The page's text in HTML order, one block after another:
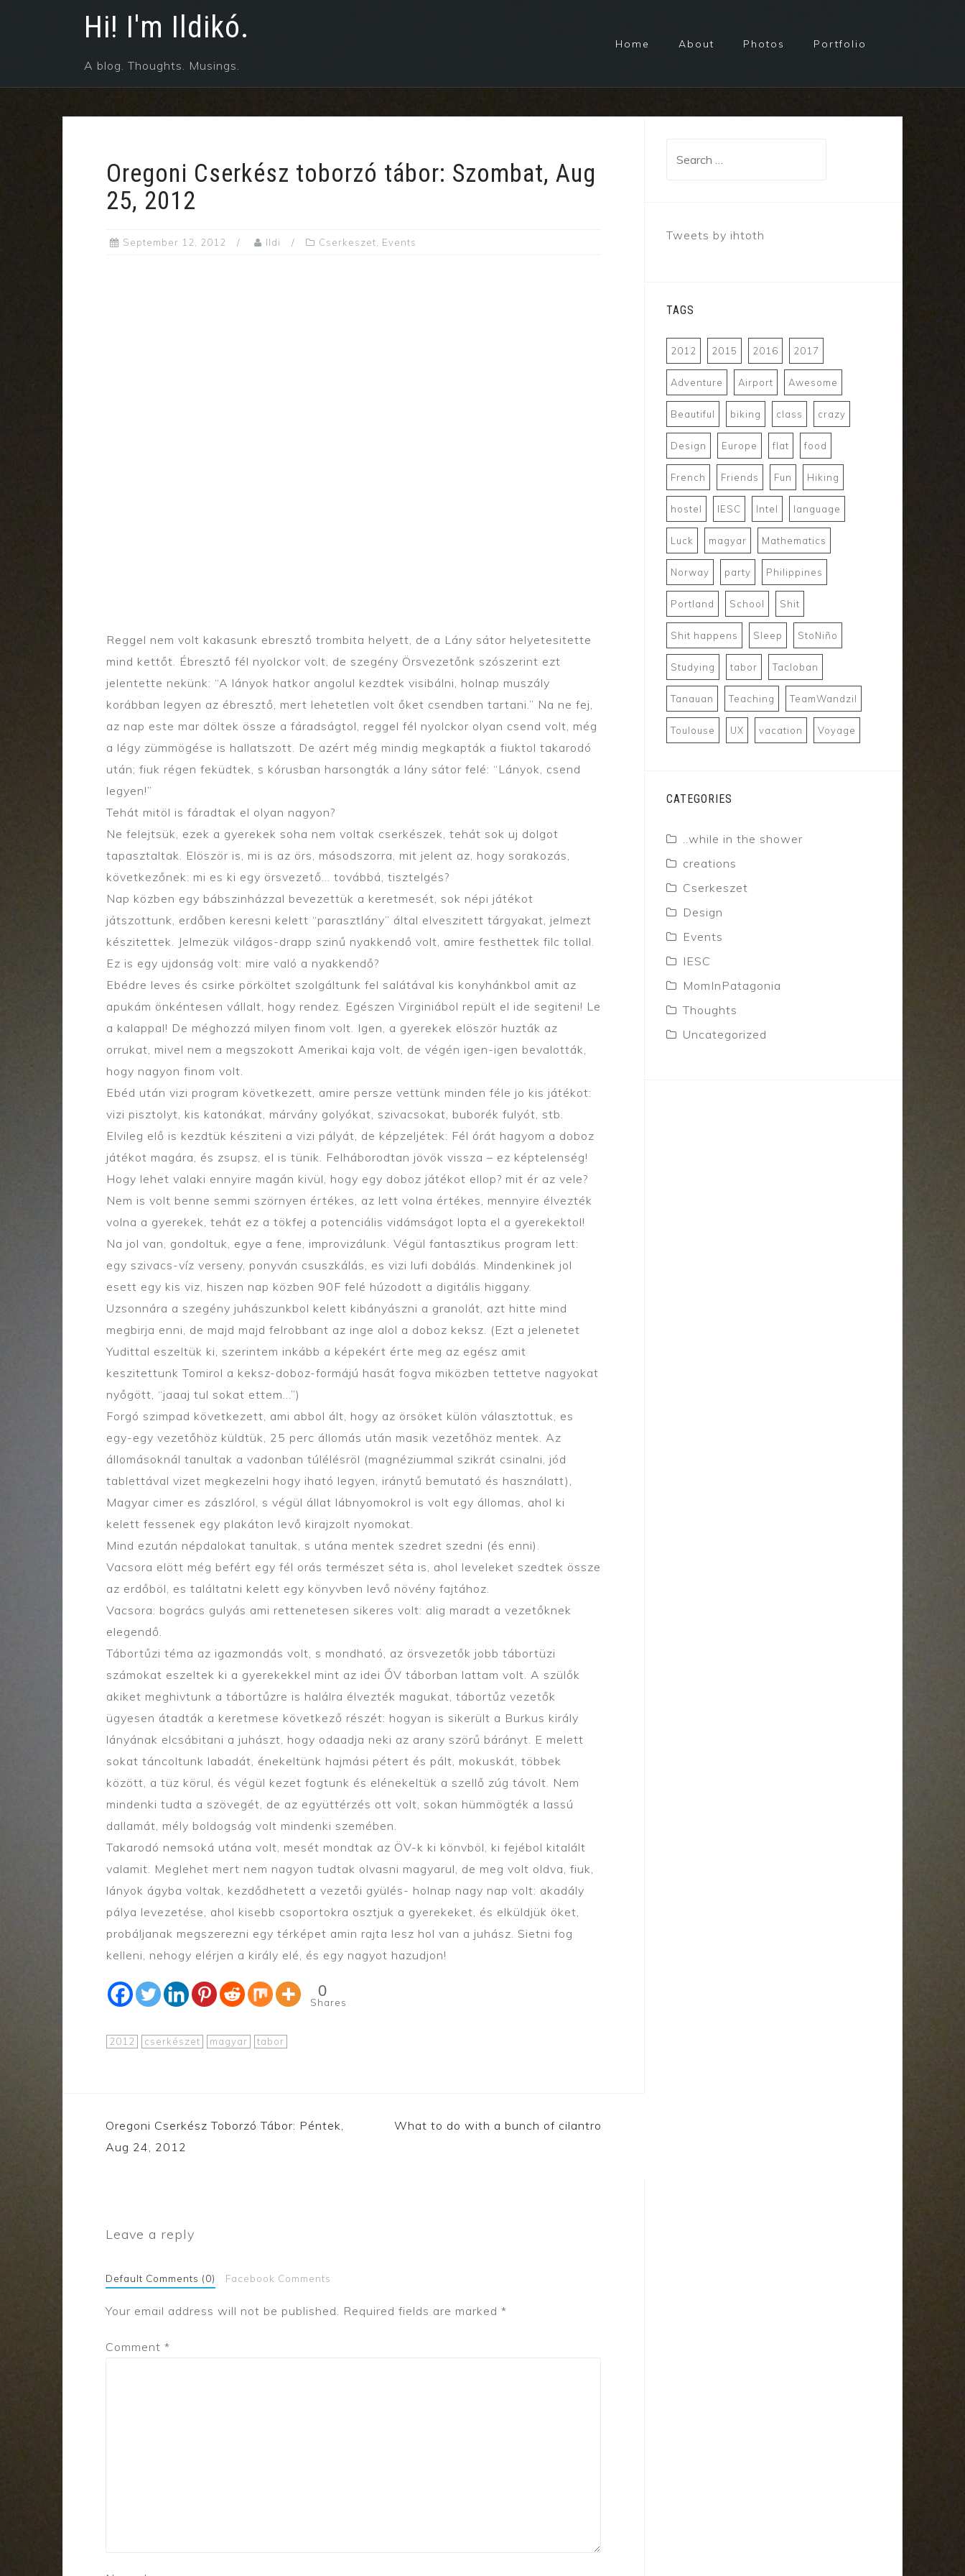
Hi! I'm Ildikó.
A blog. Thoughts. Musings.
Home About Photos Portfolio
Oregoni Cserkész toborzó tábor: Szombat, Aug
25, 2012
September 12, 2012 Ildi Cserkeszet, Events
Reggel nem volt kakasunk ebresztő trombita helyett, de a Lány sátor helyetesitette
mind kettőt. Ébresztő fél nyolckor volt, de szegény Örsvezetőnk szószerint ezt
jelentette nekünk: “A lányok hatkor angolul kezdtek visibálni, holnap muszály
korábban legyen az ébresztő, mert lehetetlen volt őket csendben tartani.” Na ne fej,
az nap este mar döltek össze a fáradságtol, reggel fél nyolckor olyan csend volt, még
a légy zümmögése is hallatszott. De azért még mindig megkapták a fiuktol takarodó
után; fiuk régen feküdtek, s kórusban harsongták a lány sátor felé: “Lányok, csend
legyen!”
Tehát mitöl is fáradtak el olyan nagyon?
Ne felejtsük, ezek a gyerekek soha nem voltak cserkészek, tehát sok uj dolgot
tapasztaltak. Elöször is, mi is az örs, másodszorra, mit jelent az, hogy sorakozás,
következőnek: mi es ki egy örsvezető… továbbá, tisztelgés?
Nap közben egy bábszinházzal bevezettük a keretmesét, sok népi játékot
játszottunk, erdőben keresni kelett “parasztlány” által elveszitett tárgyakat, jelmezt
készitettek. Jelmezük világos-drapp szinű nyakkendő volt, amire festhettek filc tollal.
Ez is egy ujdonság volt: mire való a nyakkendő?
Ebédre leves és csirke pörköltet szolgáltunk fel salátával kis konyhánkbol amit az
apukám önkéntesen vállalt, hogy rendez. Egészen Virginiábol repült el ide segiteni! Le
a kalappal! De méghozzá milyen finom volt. Igen, a gyerekek elöször huzták az
orrukat, mivel nem a megszokott Amerikai kaja volt, de végén igen-igen bevalották,
hogy nagyon finom volt.
Ebéd után vizi program következett, amire persze vettünk minden féle jo kis játékot:
vizi pisztolyt, kis katonákat, márvány golyókat, szivacsokat, buborék fulyót, stb.
Elvileg elő is kezdtük késziteni a vizi pályát, de képzeljétek: Fél órát hagyom a doboz
játékot magára, és zsupsz, el is tünik. Felháborodtan jövök vissza – ez képtelenség!
Hogy lehet valaki ennyire magán kivül, hogy egy doboz játékot ellop? mit ér az vele?
Nem is volt benne semmi szörnyen értékes, az lett volna értékes, mennyire élvezték
volna a gyerekek, tehát ez a tökfej a potenciális vidámságot lopta el a gyerekektol!
Na jol van, gondoltuk, egye a fene, improvizálunk. Végül fantasztikus program lett:
egy szivacs-víz verseny, ponyván csuszkálás, es vizi lufi dobálás. Mindenkinek jol
esett egy kis viz, hiszen nap közben 90F felé húzodott a digitális higgany.
Uzsonnára a szegény juhászunkbol kelett kibányászni a granolát, azt hitte mind
megbirja enni, de majd majd felrobbant az inge alol a doboz keksz. (Ezt a jelenetet
Yudittal eszeltük ki, szerintem inkább a képekért érte meg az egész amit
keszitettunk Tomirol a keksz-doboz-formájú hasát fogva miközben tettetve nagyokat
nyőgött, “jaaaj tul sokat ettem…”)
Forgó szimpad következett, ami abbol ált, hogy az örsöket külön választottuk, es
egy-egy vezetőhöz küldtük, 25 perc állomás után masik vezetőhöz mentek. Az
állomásoknál tanultak a vadonban túlélésröl (magnéziummal szikrát csinalni, jód
tablettával vizet megkezelni hogy iható legyen, iránytű bemutató és használatt),
Magyar cimer es zászlórol, s végül állat lábnyomokrol is volt egy állomas, ahol ki
kelett fessenek egy plakáton levő kirajzolt nyomokat.
Mind ezután népdalokat tanultak, s utána mentek szedret szedni (és enni).
Vacsora elött még befért egy fél orás természet séta is, ahol leveleket szedtek össze
az erdőböl, es találtatni kelett egy könyvben levő növény fajtához.
Vacsora: bogrács gulyás ami rettenetesen sikeres volt: alig maradt a vezetőknek
elegendő.
Tábortűzi téma az igazmondás volt, s mondható, az örsvezetők jobb tábortüzi
számokat eszeltek ki a gyerekekkel mint az idei ŐV táborban lattam volt. A szülők
akiket meghivtunk a tábortűzre is halálra élvezték magukat, tábortűz vezetők
ügyesen átadták a keretmese következő részét: hogyan is sikerült a Burkus király
lányának elcsábitani a juhászt, hogy odaadja neki az arany szörű bárányt. E melett
sokat táncoltunk labadát, énekeltünk hajmási pétert és pált, mokuskát, többek
között, a tüz körul, és végül kezet fogtunk és elénekeltük a szellő zúg távolt. Nem
mindenki tudta a szövegét, de az együttérzés ott volt, sokan hümmögték a lassú
dallamát, mély boldogság volt mindenki szemében.
Takarodó nemsoká utána volt, mesét mondtak az ÖV-k ki könvböl, ki fejébol kitalált
valamit. Meglehet mert nem nagyon tudtak olvasni magyarul, de meg volt oldva, fiuk,
lányok ágyba voltak, kezdődhetett a vezetői gyülés- holnap nagy nap volt: akadály
pálya levezetése, ahol kisebb csoportokra osztjuk a gyerekeket, és elküldjük öket,
probáljanak megszerezni egy térképet amin rajta lesz hol van a juhász. Sietni fog
kelleni, nehogy elérjen a király elé, és egy nagyot hazudjon!
0
Shares
2012 cserkészet magyar tabor
Post
navigation
Oregoni Cserkész Toborzó Tábor: Péntek,
Aug 24, 2012
What to do with a bunch of cilantro
Leave a reply
Default Comments (0) Facebook Comments
Your email address will not be published. Required fields are marked *
Comment *
Tweets by ihtoth
TAGS
2012 2015 2016 2017
Adventure Airport Awesome
Beautiful biking class crazy
Design Europe flat food
French Friends Fun Hiking
hostel IESC Intel language
Luck magyar Mathematics
Norway party Philippines
Portland School Shit
Shit happens Sleep StoNiño
Studying tabor Tacloban
Tanauan Teaching TeamWandzil
Toulouse UX vacation Voyage
CATEGORIES
..while in the shower
creations
Cserkeszet
Design
Events
IESC
MomInPatagonia
Thoughts
Uncategorized